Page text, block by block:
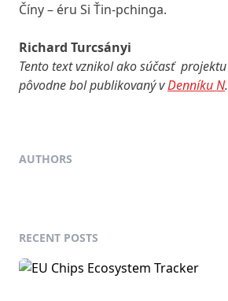
Číny – éru Si Ťin-pchinga.
Richard Turcsányi
Tento text vznikol ako súčasť projektu
pôvodne bol publikovaný vDenníku N.
AUTHORS
RECENT POSTS